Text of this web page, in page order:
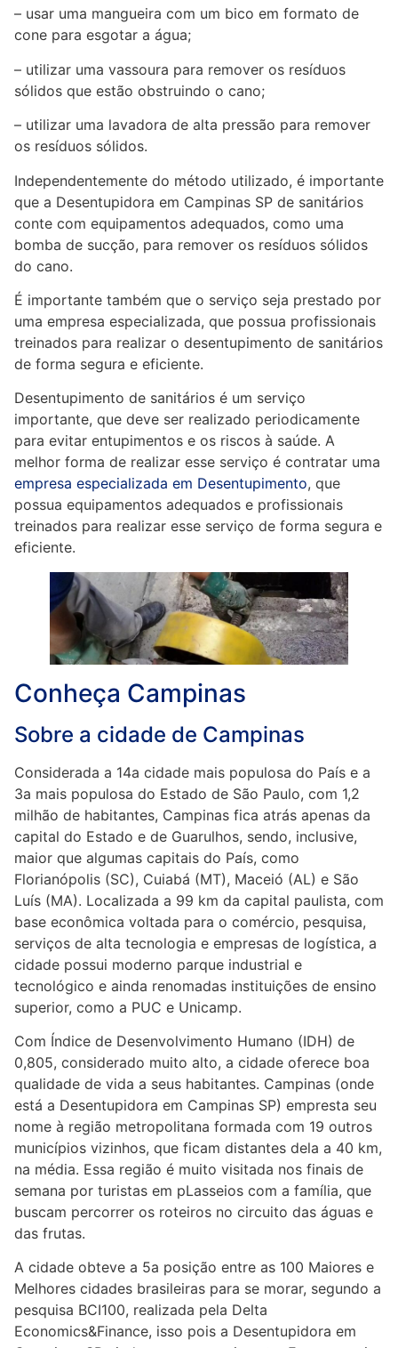
– usar uma mangueira com um bico em formato de
cone para esgotar a água;
– utilizar uma vassoura para remover os resíduos
sólidos que estão obstruindo o cano;
– utilizar uma lavadora de alta pressão para remover
os resíduos sólidos.
Independentemente do método utilizado, é importante
que a Desentupidora em Campinas SP de sanitários
conte com equipamentos adequados, como uma
bomba de sucção, para remover os resíduos sólidos
do cano.
É importante também que o serviço seja prestado por
uma empresa especializada, que possua profissionais
treinados para realizar o desentupimento de sanitários
de forma segura e eficiente.
Desentupimento de sanitários é um serviço
importante, que deve ser realizado periodicamente
para evitar entupimentos e os riscos à saúde. A
melhor forma de realizar esse serviço é contratar uma
empresa especializada em Desentupimento, que
possua equipamentos adequados e profissionais
treinados para realizar esse serviço de forma segura e
eficiente.
Conheça Campinas
Sobre a cidade de Campinas
Considerada a 14a cidade mais populosa do País e a
3a mais populosa do Estado de São Paulo, com 1,2
milhão de habitantes, Campinas fica atrás apenas da
capital do Estado e de Guarulhos, sendo, inclusive,
maior que algumas capitais do País, como
Florianópolis (SC), Cuiabá (MT), Maceió (AL) e São
Luís (MA). Localizada a 99 km da capital paulista, com
base econômica voltada para o comércio, pesquisa,
serviços de alta tecnologia e empresas de logística, a
cidade possui moderno parque industrial e
tecnológico e ainda renomadas instituições de ensino
superior, como a PUC e Unicamp.
Com Índice de Desenvolvimento Humano (IDH) de
0,805, considerado muito alto, a cidade oferece boa
qualidade de vida a seus habitantes. Campinas (onde
está a Desentupidora em Campinas SP) empresta seu
nome à região metropolitana formada com 19 outros
municípios vizinhos, que ficam distantes dela a 40 km,
na média. Essa região é muito visitada nos finais de
semana por turistas em pLasseios com a família, que
buscam percorrer os roteiros no circuito das águas e
das frutas.
A cidade obteve a 5a posição entre as 100 Maiores e
Melhores cidades brasileiras para se morar, segundo a
pesquisa BCI100, realizada pela Delta
Economics&Finance, isso pois a Desentupidora em